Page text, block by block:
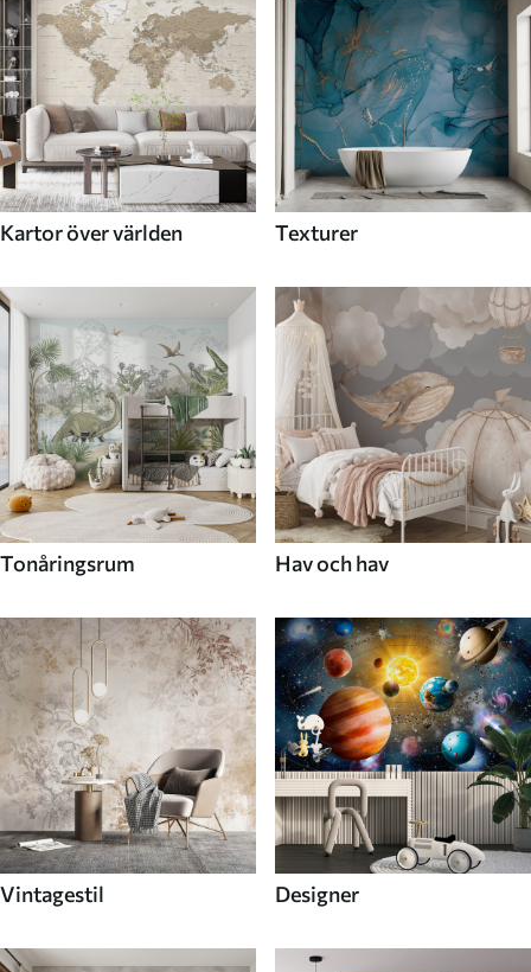
Kartor över världen Texturer
Tonåringsrum Hav och hav
Vintagestil Designer